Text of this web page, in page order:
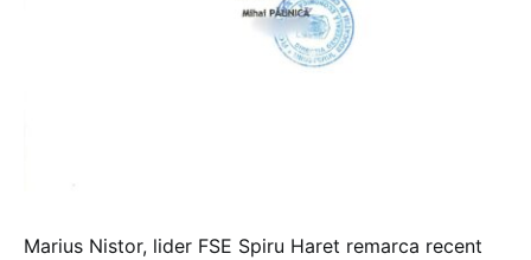
Marius Nistor, lider FSE Spiru Haret remarca recent